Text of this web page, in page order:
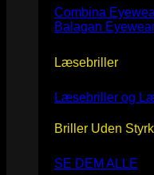
Combina
Balagan
Læsebriller
Læsebriller og
Briller Uden
SE DEM ALLE